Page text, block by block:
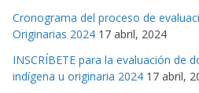
Cronograma del proceso de
Originarias 2024 17 abril, 2024
INSCRÍBETE para la evaluación de
indígena u originaria 2024 17 abril,